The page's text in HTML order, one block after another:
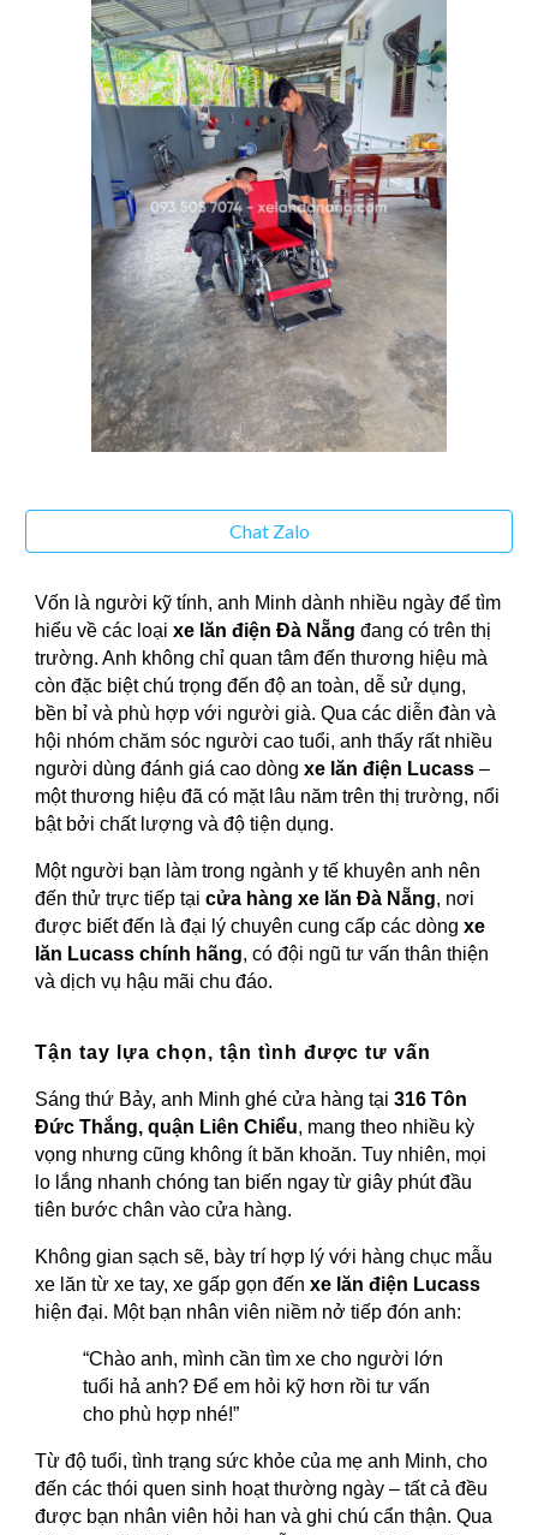
Chat Zalo
Vốn là người kỹ tính, anh Minh dành nhiều ngày để tìm
hiểu về các loạixe lăn điện Đà Nẵng đang có trên thị
trường. Anh không chỉ quan tâm đến thương hiệu mà
còn đặc biệt chú trọng đến độ an toàn, dễ sử dụng,
bền bỉ và phù hợp với người già. Qua các diễn đàn và
hội nhóm chăm sóc người cao tuổi, anh thấy rất nhiều
người dùng đánh giá cao dòngxe lăn điện Lucass –
một thương hiệu đã có mặt lâu năm trên thị trường, nổi
bật bởi chất lượng và độ tiện dụng.
Một người bạn làm trong ngành y tế khuyên anh nên
đến thử trực tiếp tạicửa hàng xe lăn Đà Nẵng, nơi
được biết đến là đại lý chuyên cung cấp các dòngxe
lăn Lucass chính hãng, có đội ngũ tư vấn thân thiện
và dịch vụ hậu mãi chu đáo.
Tận tay lựa chọn, tận tình được tư vấn
Sáng thứ Bảy, anh Minh ghé cửa hàng tại316 Tôn
Đức Thắng, quận Liên Chiểu, mang theo nhiều kỳ
vọng nhưng cũng không ít băn khoăn. Tuy nhiên, mọi
lo lắng nhanh chóng tan biến ngay từ giây phút đầu
tiên bước chân vào cửa hàng.
Không gian sạch sẽ, bày trí hợp lý với hàng chục mẫu
xe lăn từ xe tay, xe gấp gọn đếnxe lăn điện Lucass
hiện đại. Một bạn nhân viên niềm nở tiếp đón anh:
“Chào anh, mình cần tìm xe cho người lớn
tuổi hả anh? Để em hỏi kỹ hơn rồi tư vấn
cho phù hợp nhé!”
Từ độ tuổi, tình trạng sức khỏe của mẹ anh Minh, cho
đến các thói quen sinh hoạt thường ngày – tất cả đều
được bạn nhân viên hỏi han và ghi chú cẩn thận. Qua